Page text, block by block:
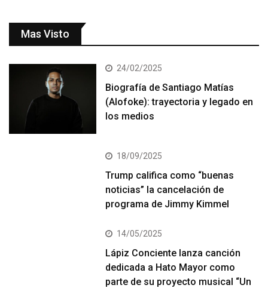
Mas Visto
24/02/2025
Biografía de Santiago Matías
(Alofoke): trayectoria y legado en
los medios
18/09/2025
Trump califica como “buenas
noticias” la cancelación de
programa de Jimmy Kimmel
14/05/2025
Lápiz Conciente lanza canción
dedicada a Hato Mayor como
parte de su proyecto musical “Un